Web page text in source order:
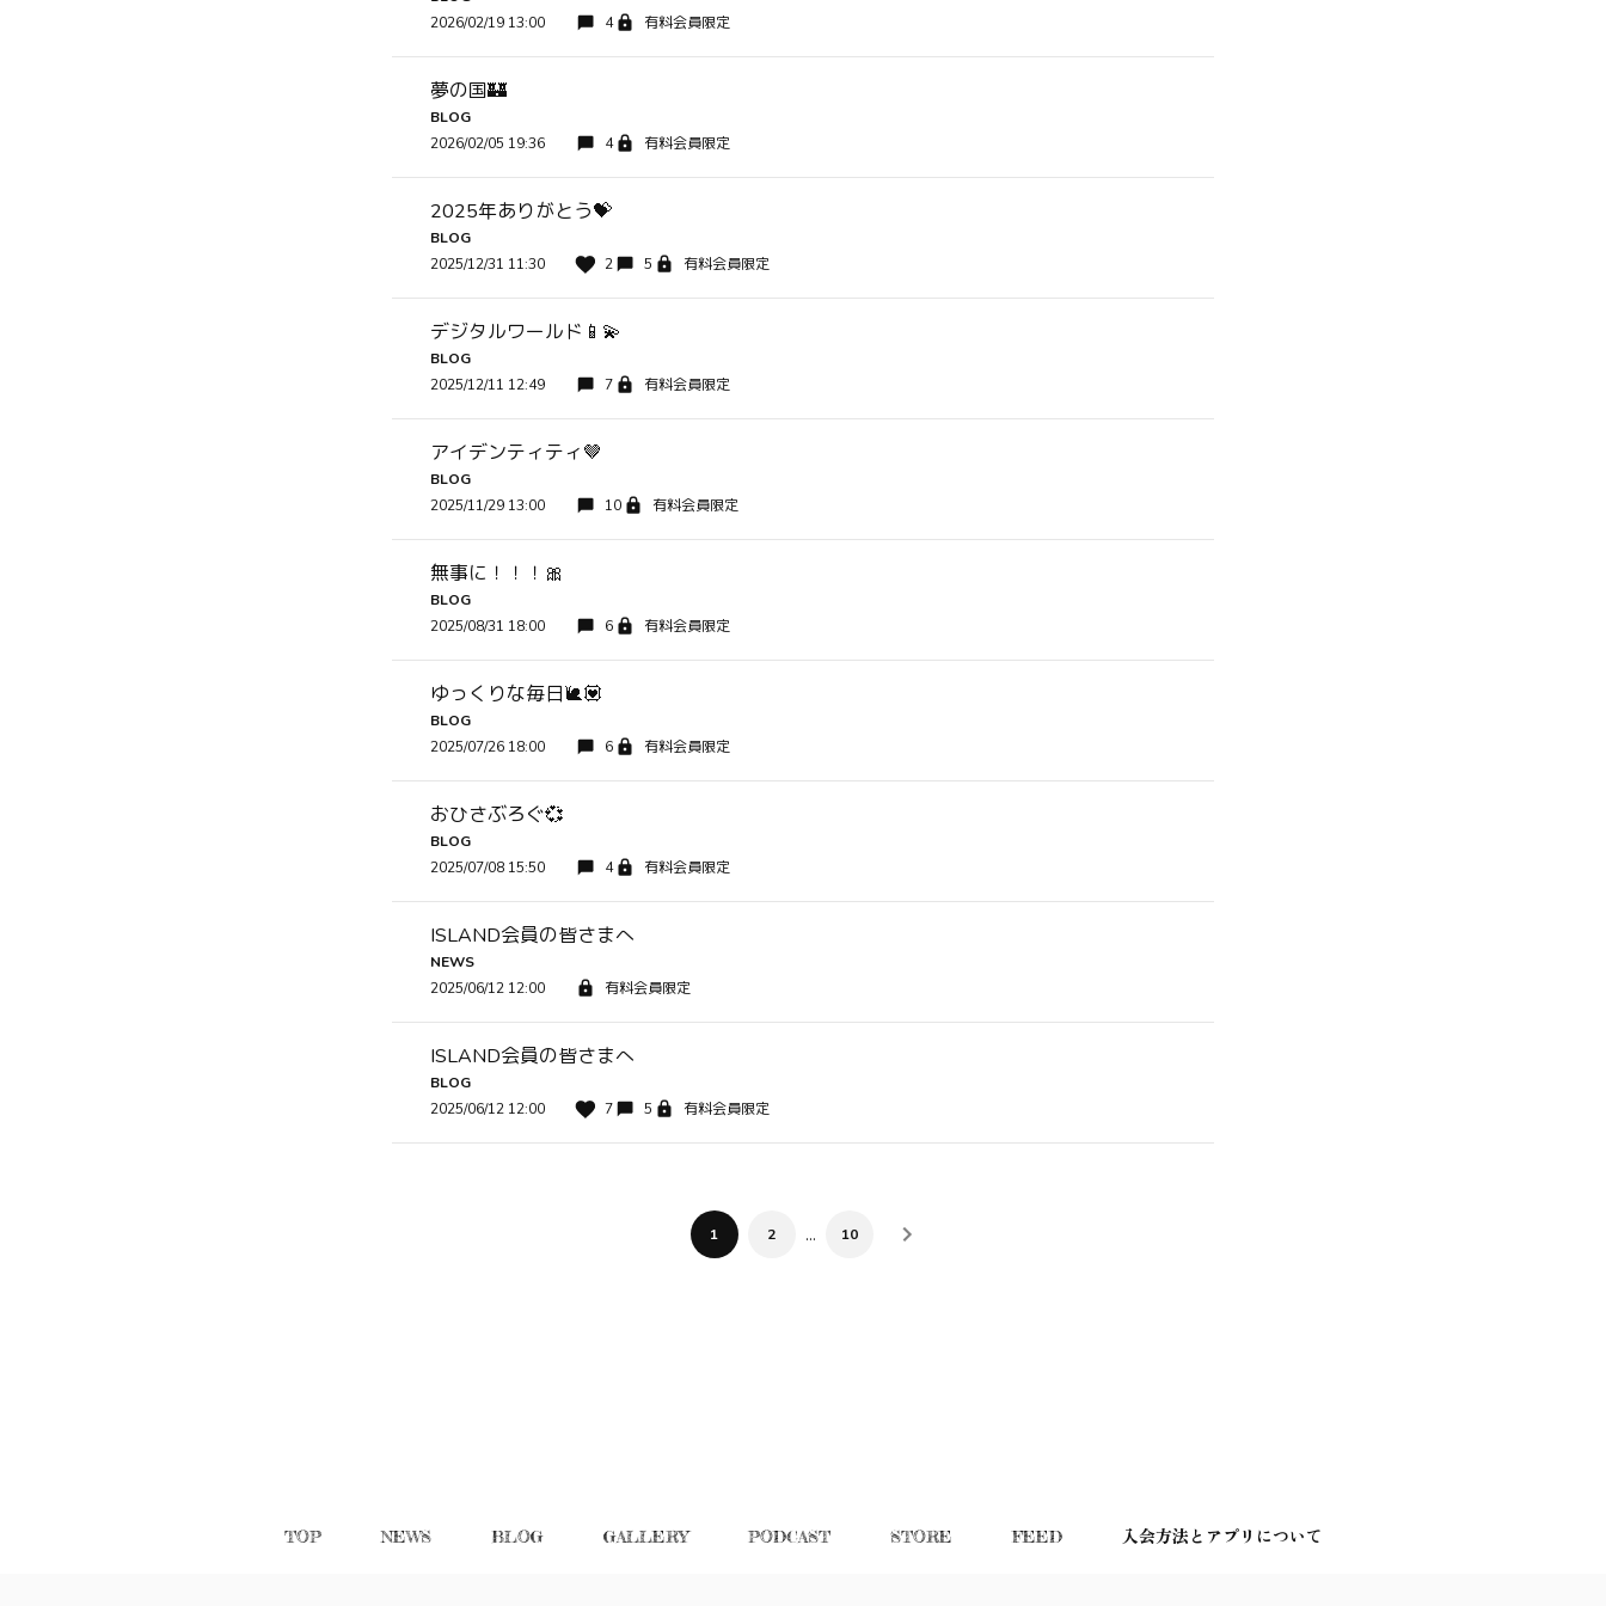
2026/02/19 13:00
4 有料会員限定
夢の国🏰
BLOG
2026/02/05 19:36
4 有料会員限定
2025年ありがとう💝
BLOG
2025/12/31 11:30
2 5 有料会員限定
デジタルワールド📱💫
BLOG
2025/12/11 12:49
7 有料会員限定
アイデンティティ🤎
BLOG
2025/11/29 13:00
10 有料会員限定
無事に！！！🎀
BLOG
2025/08/31 18:00
6 有料会員限定
ゆっくりな毎日🐌💟
BLOG
2025/07/26 18:00
6 有料会員限定
おひさぶろぐ💞
BLOG
2025/07/08 15:50
4 有料会員限定
ISLAND会員の皆さまへ
NEWS
2025/06/12 12:00
有料会員限定
ISLAND会員の皆さまへ
BLOG
2025/06/12 12:00
7 5 有料会員限定
1 2 … 10
TOP NEWS BLOG GALLERY PODCAST STORE FEED 入会方法とアプリについて